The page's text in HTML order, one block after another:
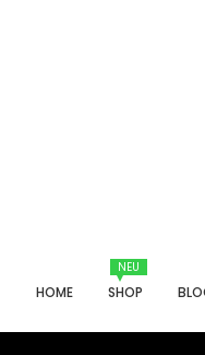
HOME
NEU
SHOP